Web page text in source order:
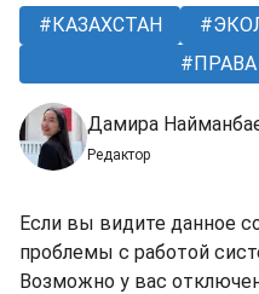
КАЗАХСТАН
Дамира
Редактор
Если вы видите данное
проблемы с работой
Возможно у вас